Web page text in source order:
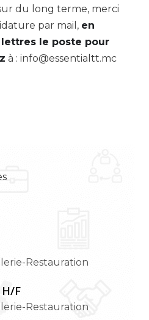
du long terme, merci
par mail, en
le poste pour
à : info@essentialtt.mc
Restauration
H/F
Restauration